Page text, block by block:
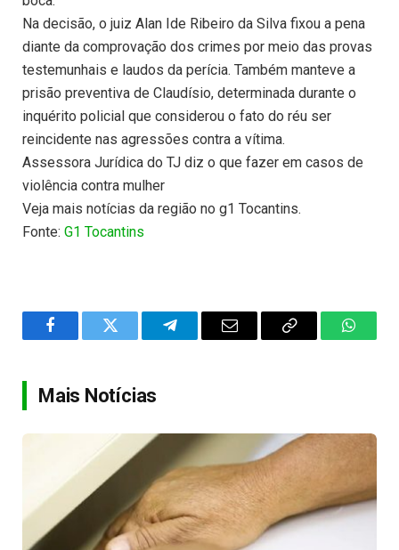
Na decisão, o juiz Alan Ide Ribeiro da Silva fixou a pena
diante da comprovação dos crimes por meio das provas
testemunhais e laudos da perícia. Também manteve a
prisão preventiva de Claudísio, determinada durante o
inquérito policial que considerou o fato do réu ser
reincidente nas agressões contra a vítima.
Assessora Jurídica do TJ diz o que fazer em casos de
violência contra mulher
Veja mais notícias da região no g1 Tocantins.
Fonte: G1 Tocantins
FacebookTwitter TelegramEmail
Copy
Mais Notícias